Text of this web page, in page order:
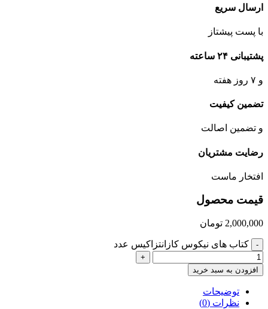
ارسال سریع
با پست پیشتاز
پشتیبانی ۲۴ ساعته
و ۷ روز هفته
تضمین کیفیت
و تضمین اصالت
رضایت مشتریان
افتخار ماست
قیمت محصول
2,000,000 تومان
- کتاب های نیکوس کازانتزاکیس عدد
+
افزودن به سبد خرید
توضیحات
نظرات (0)